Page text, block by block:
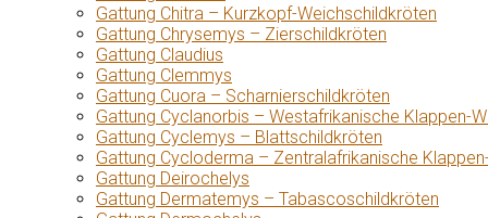
Gattung Chitra – Kurzkopf-Weichschildkröten
Gattung Chrysemys – Zierschildkröten
Gattung Claudius
Gattung Clemmys
Gattung Cuora – Scharnierschildkröten
Gattung Cyclanorbis – Westafrikanische Klappen-
Gattung Cyclemys – Blattschildkröten
Gattung Cycloderma – Zentralafrikanische
Gattung Deirochelys
Gattung Dermatemys – Tabascoschildkröten